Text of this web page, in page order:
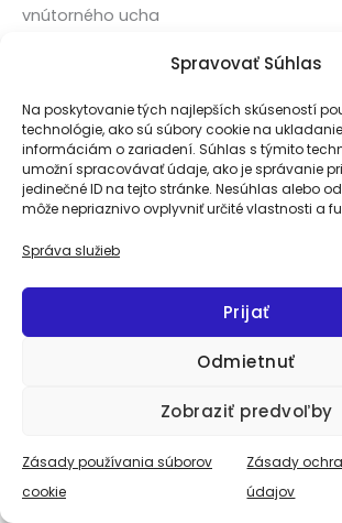
Spravovať Súhlas
Na poskytovanie tých najlepších skúseností
technológie, ako sú súbory cookie na
informáciám o zariadení. Súhlas s týmito
umožní spracovávať údaje, ako je správanie
jedinečné ID na tejto stránke. Nesúhlas alebo
môže nepriaznivo ovplyvniť určité vlastnosti a
Správa služieb
Prijať
Odmietnuť
Zobraziť predvoľby
Zásady používania súborov
cookie
Zásady
údajov
vnútorného ucha
ZLOMYSEĽNOSŤ
WILLOW
navodzuje dobrú náladu
ak sa zdá, že zviera robí niečo naschvál
značkuje močom v interiéry)